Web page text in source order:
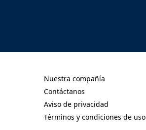
Nuestra compañía
(Opens in a new tab)
Contáctanos
(Opens in a new tab)
Aviso de privacidad
(Opens in a new tab)
Términos y condiciones de uso
(Opens in a new tab)